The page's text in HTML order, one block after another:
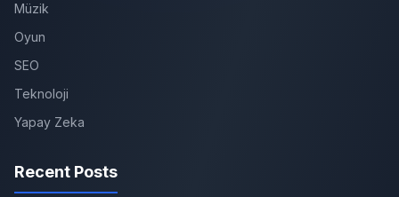
Müzik
Oyun
SEO
Teknoloji
Yapay Zeka
Recent Posts